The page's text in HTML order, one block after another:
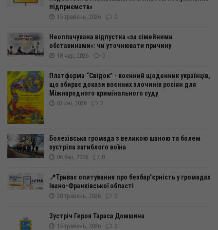
підприємств»
15 травень, 2026 0
Неоплачувана відпустка «за сімейними
обставинами»: чи уточнювати причину
18 чер, 2026 0
Платформа “Свідок” - воєнний щоденник українців,
що збирає докази воєнних злочинів росіян для
Міжнародного кримінального суду
03 кві, 2026 0
Болехівська громада з великою шаною та болем
зустріла загиблого воїна
06 бер, 2026 0
📍Триває опитування про безбар’єрність у громадах
Івано-Франківської області
20 травень, 2026 0
Зустріч Героя Тараса Домшина
15 травень, 2026 0